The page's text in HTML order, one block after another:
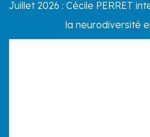
Juillet 2026 : Cécile PERRET
la neurodiversité